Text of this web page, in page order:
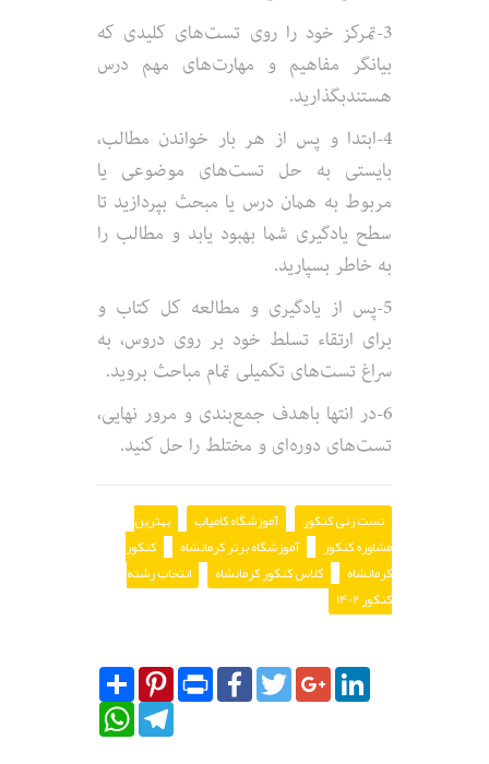
3-تمرکز خود را روی تست‌های کلیدی که
بیانگر مفاهیم و مهارت‌های مهم درس
هستندبگذارید.
4-ابتدا و پس از هر بار خواندن مطالب،
بایستی به حل تست‌های موضوعی یا
مربوط به همان درس یا مبحث بپردازید تا
سطح یادگیری شما بهبود یابد و مطالب را
به خاطر بسپارید.
5-پس از یادگیری و مطالعه کل کتاب و
برای ارتقاء تسلط خود بر روی دروس، به
سراغ تست‌های تکمیلی تمام مباحث بروید.
6-در انتها باهدف جمع‌بندی و مرور نهایی،
تست‌های دوره‌ای و مختلط را حل کنید.
تست زنی کنکور آموزشگاه کامیاب
بهترین
مشاوره کنکور
آموزشگاه برتر کرمانشاه
کنکور
کرمانشاه
کلاس کنکور کرمانشاه
انتخاب رشته
کنکور 1402
SharePinterest PrintFacebook Twitter Google+LinkedIn
WhatsAppTelegram